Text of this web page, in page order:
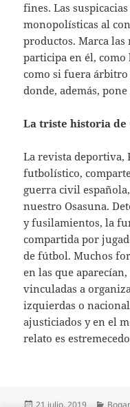
fines. Las
monopolísticas al
productos. Marca las
participa en él,
como si fuera
donde, además,
La triste historia de
La revista deportiva,
futbolístico,
guerra civil
nuestro Osasuna.
y fusilamientos, la
compartida por
de fútbol. Muchos
en las que
vinculadas a
izquierdas o
ajusticiados y en el
relato es
Publicado
21 julio, 2019